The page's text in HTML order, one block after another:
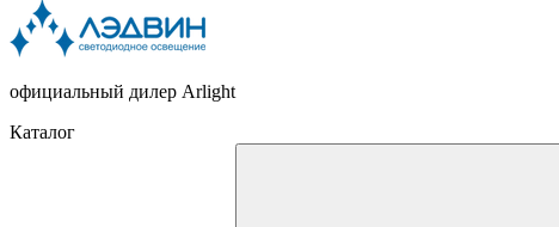
официальный дилер Arlight
Каталог